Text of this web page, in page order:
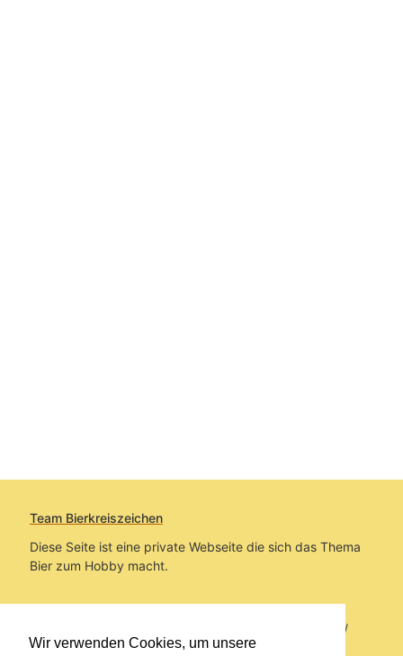
Wir verwenden Cookies, um unsere
Team Bierkreiszeichen
Diese Seite ist eine private Webseite die sich das Thema
Bier zum Hobby macht.
Sie befinden sich auf https://www.bierkreiszeichen.at/